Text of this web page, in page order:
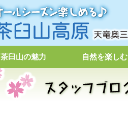
茶臼山の魅力 自然を楽しむ